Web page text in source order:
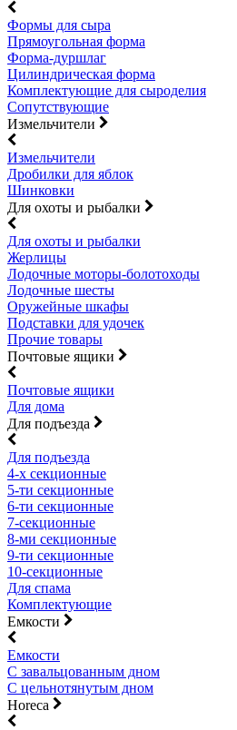
Формы для сыра
Прямоугольная форма
Форма-дуршлаг
Цилиндрическая форма
Комплектующие для сыроделия
Сопутствующие
Измельчители
Измельчители
Дробилки для яблок
Шинковки
Для охоты и рыбалки
Для охоты и рыбалки
Жерлицы
Лодочные моторы-болотоходы
Лодочные шесты
Оружейные шкафы
Подставки для удочек
Прочие товары
Почтовые ящики
Почтовые ящики
Для дома
Для подъезда
Для подъезда
4-х секционные
5-ти секционные
6-ти секционные
7-секционные
8-ми секционные
9-ти секционные
10-секционные
Для спама
Комплектующие
Емкости
Емкости
С завальцованным дном
С цельнотянутым дном
Horeca